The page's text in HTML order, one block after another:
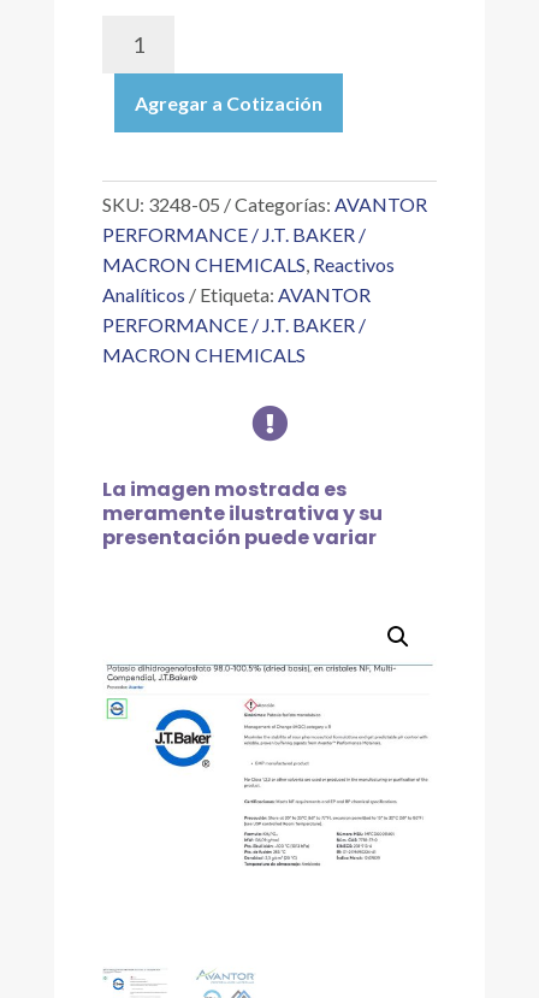
FOSFATO
DE
MONOBÁSICO,
NF
2.5
KG
cantidad
Agregar a Cotización
SKU: 3248-05 Categorías: AVANTOR
PERFORMANCE / J.T. BAKER /
MACRON CHEMICALS, Reactivos
Analíticos
Etiqueta: AVANTOR
PERFORMANCE / J.T. BAKER /
MACRON CHEMICALS

La imagen mostrada es
meramente ilustrativa y su
presentación puede variar